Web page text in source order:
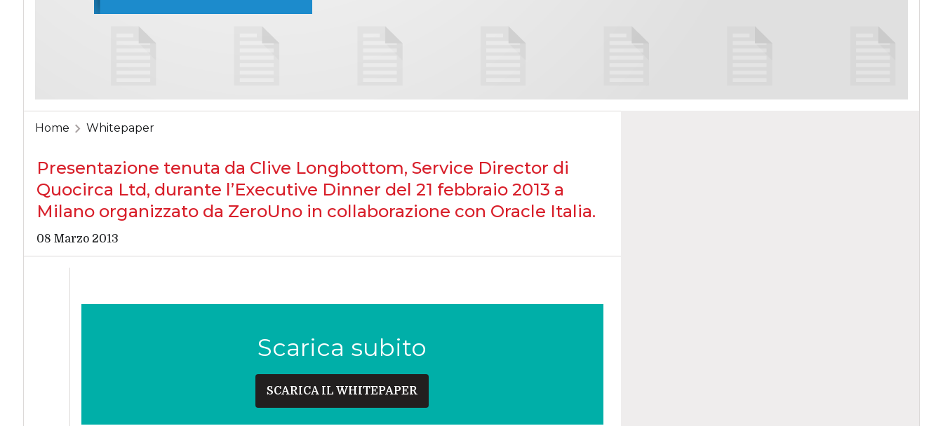
Home Whitepaper
Presentazione tenuta da Clive Longbottom, Service Director di
Quocirca Ltd, durante l’Executive Dinner del 21 febbraio 2013 a
Milano organizzato da ZeroUno in collaborazione con Oracle Italia.
08 Marzo 2013
Scarica subito
SCARICA IL WHITEPAPER